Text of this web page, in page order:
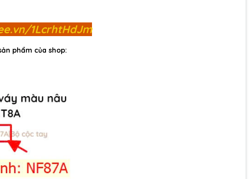
1LcrhtHdJm
phẩm của shop: